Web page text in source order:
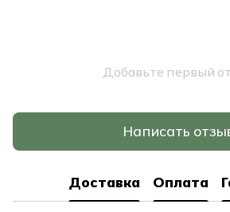
Добавьте первый
Написать
Доставка Оплата